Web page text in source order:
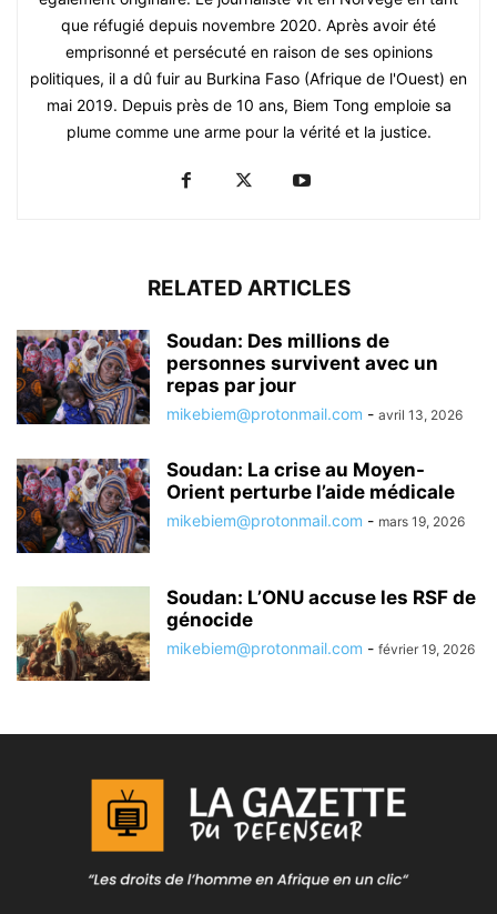
que réfugié depuis novembre 2020. Après avoir été
emprisonné et persécuté en raison de ses opinions
politiques, il a dû fuir au Burkina Faso (Afrique de l'Ouest) en
mai 2019. Depuis près de 10 ans, Biem Tong emploie sa
plume comme une arme pour la vérité et la justice.
RELATED ARTICLES
Soudan: Des millions de
personnes survivent avec un
repas par jour
mikebiem@protonmail.com - avril 13, 2026
Soudan: La crise au Moyen-
Orient perturbe l’aide médicale
mikebiem@protonmail.com - mars 19, 2026
Soudan: L’ONU accuse les RSF de
génocide
mikebiem@protonmail.com - février 19, 2026